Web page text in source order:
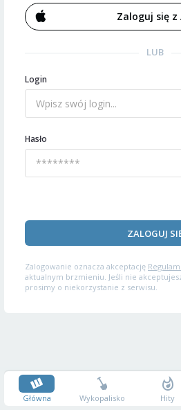
Zaloguj się z
LUB
Login
Hasło
ZALOGUJ
Zalogowanie oznacza akceptację
aktualnym brzmieniu. Jeśli nie
prosimy o niekorzystanie z serwisu.
Główna Wykopalisko Hity